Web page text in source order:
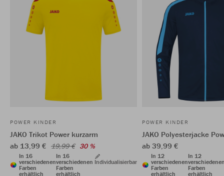
POWER KINDER
JAKO Trikot Power kurzarm
ab 13,99 € 19,99 € 30 %
In 16
verschiedenen
Farben
erhältlich
In 16
verschiedenen
Farben
erhältlich
Individualisierbar
POWER KINDER
JAKO Polyesterjacke
ab 39,99 €
In 12
verschiedenen
Farben
erhältlich
In 12
Farben
erhältlich